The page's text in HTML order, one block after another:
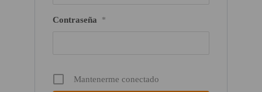
Contraseña *
Mantenerme conectado